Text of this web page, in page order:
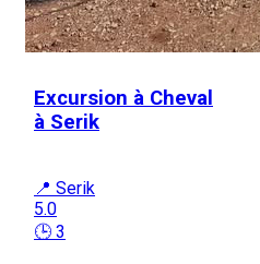
Excursion à Cheval
à Serik
📍 Serik
5.0
🕒 3